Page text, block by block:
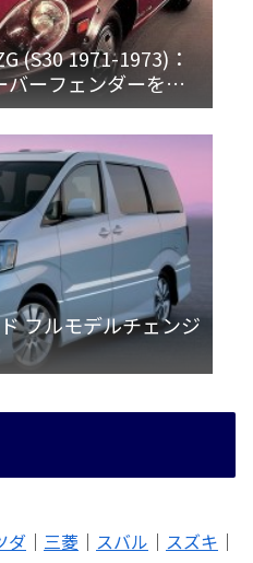
(S30 1971-1973)：
ーフェンダーを装
フルモデルチェンジ
ダ ｜ 三菱 ｜ スバル ｜ スズキ ｜